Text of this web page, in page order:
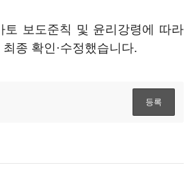
토 보도준칙 및 윤리강령에 따라
종 확인·수정했습니다.